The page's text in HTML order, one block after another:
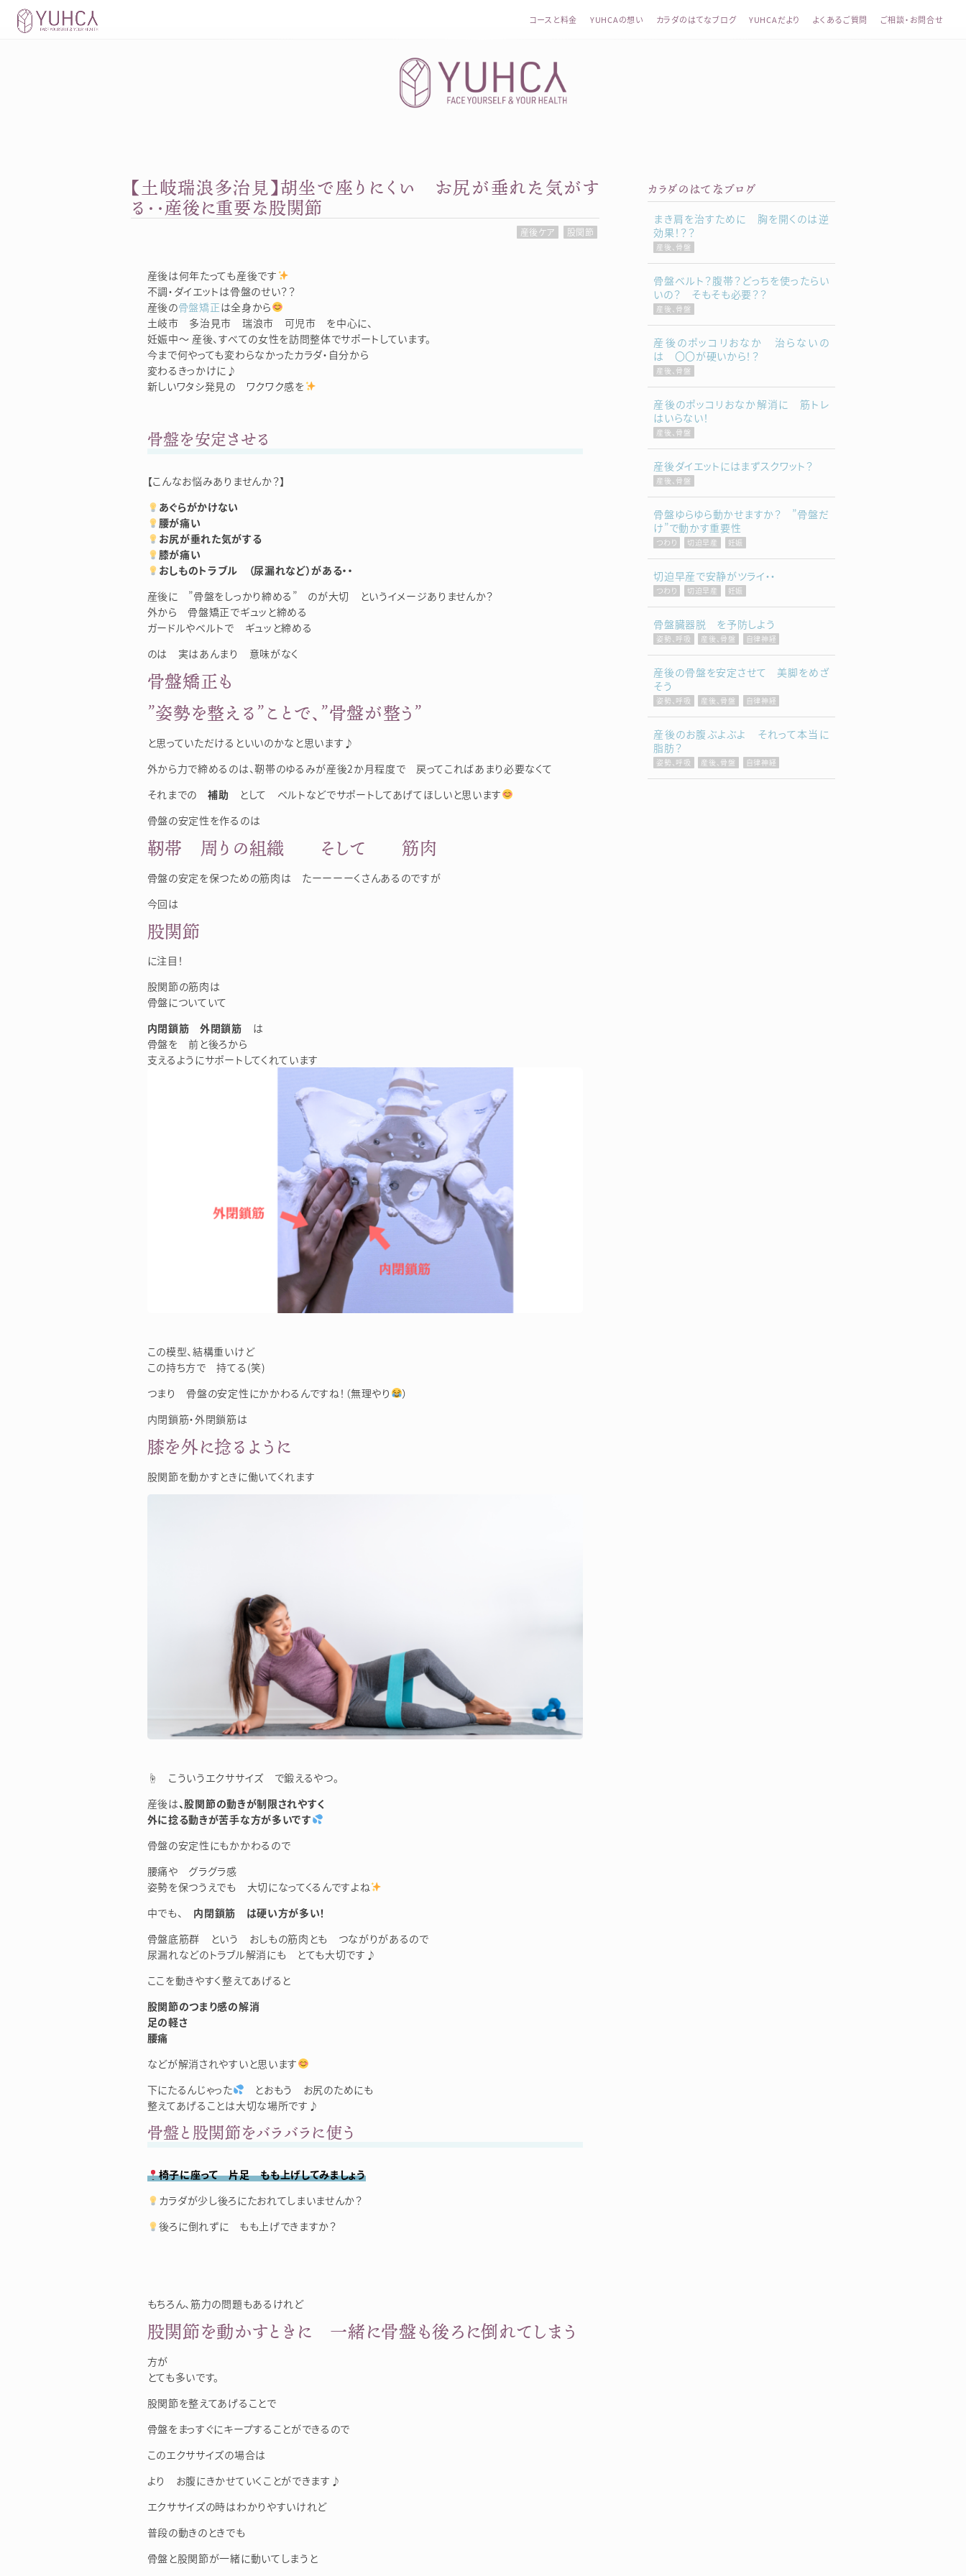
Skip
コースと料金 YUHCAの想い カラダのはてなブログ YUHCAだより よくあるご質問 ご相談・お問合せ
カラダを整え、習慣を変えて、心を前向きに。産前産後訪問整体 YUHCA（ユウカ）
【土岐瑞浪多治見】胡坐で座りにくい お尻が垂れた気がす
る・・産後に重要な股関節
産後ケア 股関節
産後は何年たっても産後です
不調・ダイエットは骨盤のせい？？
産後の骨盤矯正は全身から
土岐市 多治見市 瑞浪市 可児市 を中心に、
妊娠中～ 産後、すべての女性を訪問整体でサポートしています。
今まで何やっても変わらなかったカラダ・自分から
変わるきっかけに♪
新しいワタシ発見の ワクワク感を
骨盤を安定させる
【こんなお悩みありませんか？】
あぐらがかけない
腰が痛い
お尻が垂れた気がする
膝が痛い
おしものトラブル （尿漏れなど）がある・・
産後に ”骨盤をしっかり締める” のが大切 というイメージありませんか？
外から 骨盤矯正でギュッと締める
ガードルやベルトで ギュッと締める
のは 実はあんまり 意味がなく
骨盤矯正も
”姿勢を整える”ことで、”骨盤が整う”
と思っていただけるといいのかなと思います♪
外から力で締めるのは、靭帯のゆるみが産後2か月程度で 戻ってこればあまり必要なくて
それまでの 補助 として ベルトなどでサポートしてあげてほしいと思います
骨盤の安定性を作るのは
靭帯 周りの組織 そして 筋肉
骨盤の安定を保つための筋肉は たーーーーくさんあるのですが
今回は
股関節
に注目！
股関節の筋肉は
骨盤についていて
内閉鎖筋 外閉鎖筋 は
骨盤を 前と後ろから
支えるようにサポートしてくれています
この模型、結構重いけど
この持ち方で 持てる(笑)
つまり 骨盤の安定性にかかわるんですね！（無理やり
）
内閉鎖筋・外閉鎖筋は
膝を外に捻るように
股関節を動かすときに働いてくれます
☝ こういうエクササイズ で鍛えるやつ。
産後は、股関節の動きが制限されやすく
外に捻る動きが苦手な方が多いです
骨盤の安定性にもかかわるので
腰痛や グラグラ感
姿勢を保つうえでも 大切になってくるんですよね
中でも、 内閉鎖筋 は硬い方が多い！
骨盤底筋群 という おしもの筋肉とも つながりがあるので
尿漏れなどのトラブル解消にも とても大切です♪
ここを動きやすく整えてあげると
股関節のつまり感の解消
足の軽さ
腰痛
などが解消されやすいと思います
下にたるんじゃった
とおもう お尻のためにも
整えてあげることは大切な場所です♪
骨盤と股関節をバラバラに使う
椅子に座って 片足 もも上げしてみましょう
カラダが少し後ろにたおれてしまいませんか？
後ろに倒れずに もも上げできますか？
もちろん、筋力の問題もあるけれど
股関節を動かすときに 一緒に骨盤も後ろに倒れてしまう
方が
とても多いです。
股関節を整えてあげることで
骨盤をまっすぐにキープすることができるので
このエクササイズの場合は
より お腹にきかせていくことができます♪
エクササイズの時はわかりやすいけれど
普段の動きのときでも
骨盤と股関節が一緒に動いてしまうと
カラダのはてなブログ
まき肩を治すために 胸を開くのは逆
効果！？？
産後、骨盤
骨盤ベルト？腹帯？どっちを使ったらい
いの？ そもそも必要？？
産後、骨盤
産後のポッコリおなか 治らないの
は 〇〇が硬いから！？
産後、骨盤
産後のポッコリおなか解消に 筋トレ
はいらない！
産後、骨盤
産後ダイエットにはまずスクワット？
産後、骨盤
骨盤ゆらゆら動かせますか？ ”骨盤だ
け”で動かす重要性
つわり 切迫早産 妊娠
切迫早産で安静がツライ・・
つわり 切迫早産 妊娠
骨盤臓器脱 を予防しよう
姿勢、呼吸 産後、骨盤 自律神経
産後の骨盤を安定させて 美脚をめざ
そう
姿勢、呼吸 産後、骨盤 自律神経
産後のお腹ぶよぶよ それって本当に
脂肪？
姿勢、呼吸 産後、骨盤 自律神経